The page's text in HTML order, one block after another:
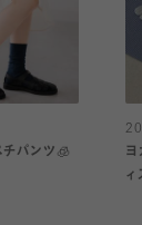
チパンツ🧊
ヨ
ィ